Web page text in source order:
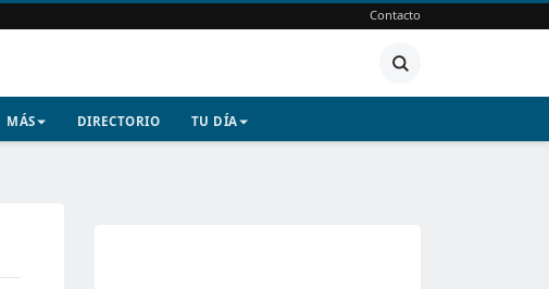
Contacto
MÁS DIRECTORIO TU DÍA